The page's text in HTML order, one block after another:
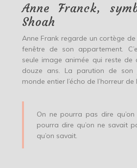
Anne Franck,
Shoah
Anne Frank regarde un cortège
fenêtre de son appartement.
seule image animée qui reste de
douze ans. La parution de son
monde entier l’écho de l’horreur de
On ne pourra pas dire
pourra dire qu’on ne savait
qu’on savait.